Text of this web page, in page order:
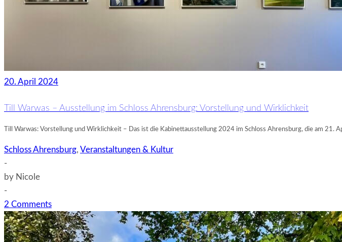
20. April 2024
Till Warwas – Ausstellung im Schloss Ahrensburg: Vorstellung und Wirklichkeit
Till Warwas: Vorstellung und Wirklichkeit – Das ist die Kabinettausstellung 2024 im Schloss Ahrensburg, die am
Schloss Ahrensburg, Veranstaltungen & Kultur
-
by Nicole
-
2 Comments